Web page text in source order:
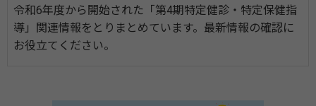
令和6年度から開始された「第4期特定健診・特定保健指
導」関連情報をとりまとめています。最新情報の確認に
お役立てください。